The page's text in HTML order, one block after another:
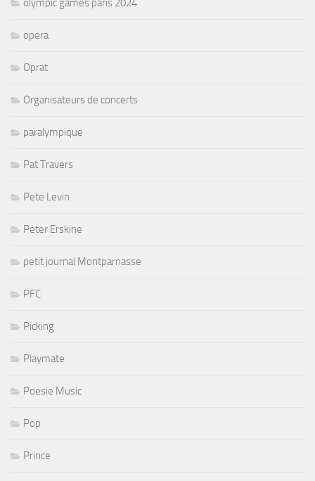
olympic games paris 2024
opera
Oprat
Organisateurs de concerts
paralympique
Pat Travers
Pete Levin
Peter Erskine
petit journal Montparnasse
PFC
Picking
Playmate
Poesie Music
Pop
Prince